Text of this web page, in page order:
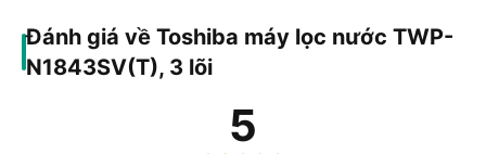
Đánh giá về Toshiba máy lọc nước TWP-
N1843SV(T), 3 lõi
5